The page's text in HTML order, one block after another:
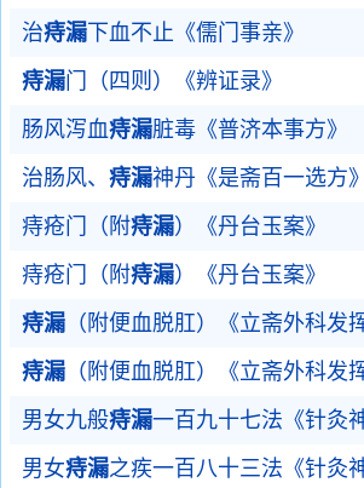
治痔漏 下血不止《儒门事亲》
痔漏门（四则）《辨证录》
肠风泻血痔漏脏毒《普济本事方》
治肠风、 痔漏神丹《是斋百一选方》
痔疮门（附痔漏）《丹台玉案》
痔疮门（附痔漏）《丹台玉案》
痔漏 （附便血脱肛）《立斋外科发
痔漏 （附便血脱肛）《立斋外科发
男女九般痔漏一百九十七法《针灸
男女痔漏之疾一百八十三法《针灸